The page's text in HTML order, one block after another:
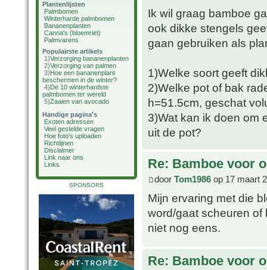
Plantenlijsten
Palmbomen
Winterharde palmbomen
Bananenplanten
Canna's (bloemriet)
Palmvarens
Populairste artikels
1)Verzorging bananenplanten
2)Verzorging van palmen
3)Hoe een bananenplant
beschermen in de winter?
4)De 10 winterhardste
palmbomen ter wereld
5)Zaaien van avocado
Handige pagina's
Exoten adressen
Veel gestelde vragen
Hoe foto's uploaden
Richtlijnen
Disclaimer
Link naar ons
Links
SPONSORS
Ik wil graag bamboe
ook dikke stengels
gaan gebruiken als
1)Welke soort geeft
2)Welke pot of bak
h=51.5cm, geschat
3)Wat kan ik doen om
uit de pot?
Re: Bamboe voor
door Tom1986 op 17 maart
Mijn ervaring met die
word/gaat scheuren of
niet nog eens.
Re: Bamboe voor